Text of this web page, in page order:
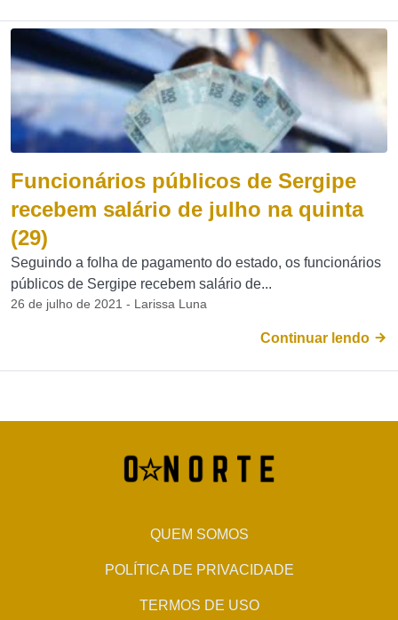
Funcionários públicos de Sergipe
recebem salário de julho na quinta
(29)
Seguindo a folha de pagamento do estado, os funcionários
públicos de Sergipe recebem salário de...
26 de julho de 2021 - Larissa Luna
Continuar lendo
QUEM SOMOS
POLÍTICA DE PRIVACIDADE
TERMOS DE USO